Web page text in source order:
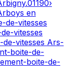
.01190›
en
de-vitesses
vitesses
de-vitesses Ars-
boite-de-
boite-de-